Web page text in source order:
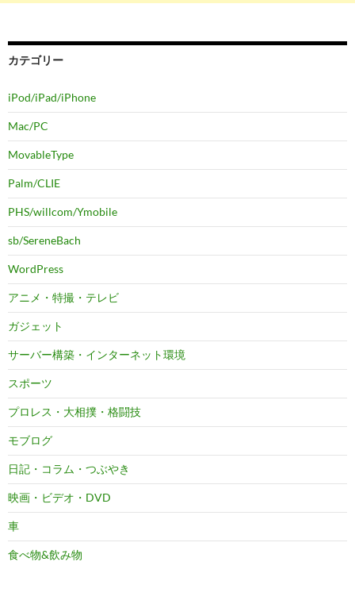
カテゴリー
iPod/iPad/iPhone
Mac/PC
MovableType
Palm/CLIE
PHS/willcom/Ymobile
sb/SereneBach
WordPress
アニメ・特撮・テレビ
ガジェット
サーバー構築・インターネット環境
スポーツ
プロレス・大相撲・格闘技
モブログ
日記・コラム・つぶやき
映画・ビデオ・DVD
車
食べ物&飲み物